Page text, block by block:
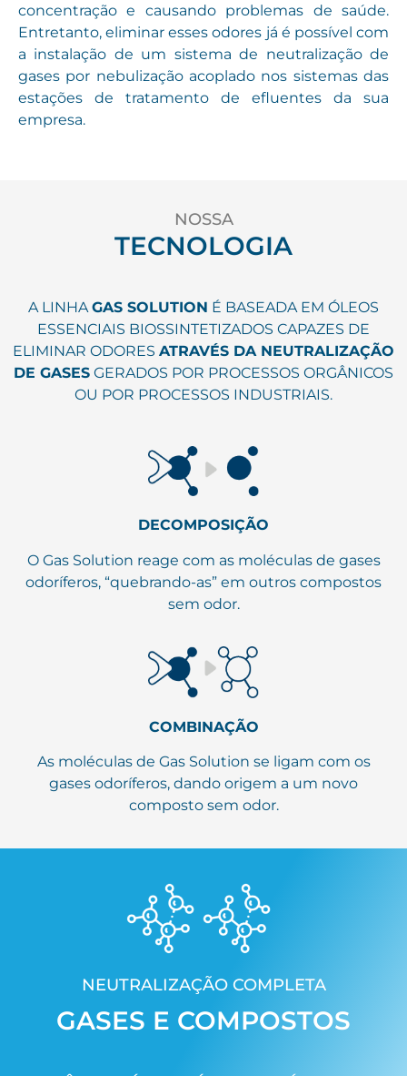
concentração e causando problemas de saúde.
Entretanto, eliminar esses odores já é possível com
a instalação de um sistema de neutralização de
gases por nebulização acoplado nos sistemas das
estações de tratamento de efluentes da sua
empresa.
NOSSA
TECNOLOGIA
A LINHA GAS SOLUTION É BASEADA EM ÓLEOS
ESSENCIAIS BIOSSINTETIZADOS CAPAZES DE
ELIMINAR ODORES ATRAVÉS DA NEUTRALIZAÇÃO
DE GASES GERADOS POR PROCESSOS ORGÂNICOS
OU POR PROCESSOS INDUSTRIAIS.
DECOMPOSIÇÃO
O Gas Solution reage com as moléculas de gases
odoríferos, “quebrando-as” em outros compostos
sem odor.
COMBINAÇÃO
As moléculas de Gas Solution se ligam com os
gases odoríferos, dando origem a um novo
composto sem odor.
NEUTRALIZAÇÃO COMPLETA
GASES E COMPOSTOS